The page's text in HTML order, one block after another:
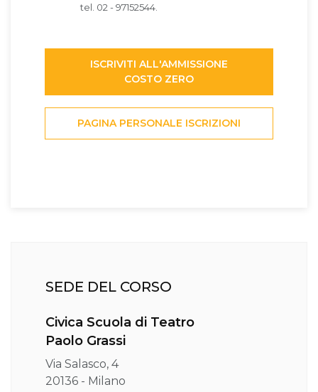
tel. 02 - 97152544.
ISCRIVITI ALL'AMMISSIONE
COSTO ZERO
PAGINA PERSONALE ISCRIZIONI
SEDE DEL CORSO
Civica Scuola di Teatro
Paolo Grassi
Via Salasco, 4
20136 - Milano